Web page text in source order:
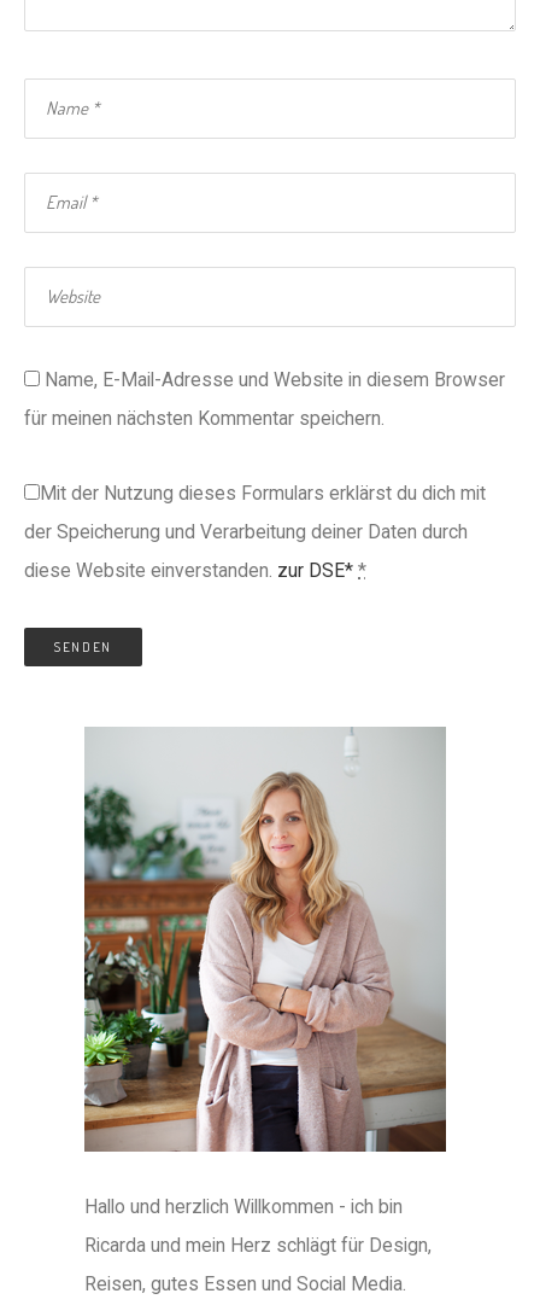
Name, E-Mail-Adresse und Website in diesem Browser
für meinen nächsten Kommentar speichern.
Mit der Nutzung dieses Formulars erklärst du dich mit
der Speicherung und Verarbeitung deiner Daten durch
diese Website einverstanden. zur DSE* *
Hallo und herzlich Willkommen - ich bin
Ricarda und mein Herz schlägt für Design,
Reisen, gutes Essen und Social Media.